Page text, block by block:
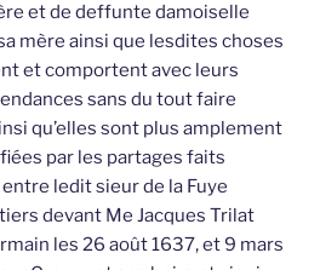
et de deffunte damoiselle
mère ainsi que lesdites choses
et comportent avec leurs
sans du tout faire
qu’elles sont plus amplement
par les partages faits
ledit sieur de la Fuye
devant Me Jacques Trilat
les 26 août 1637, et 9 mars